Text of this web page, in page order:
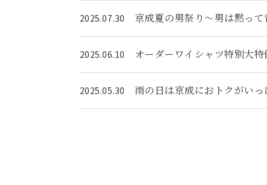
2025.07.30 京成夏の男祭り～男は黙っ
2025.06.10 オーダーワイシャツ特別大特
2025.05.30 雨の日は京成におトクがい